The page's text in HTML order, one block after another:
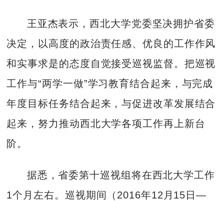
王亚杰表示，西北大学党委坚决拥护省委
决定，以高度的政治责任感、优良的工作作风
和实事求是的态度自觉接受巡视监督。把巡视
工作与“两学一做”学习教育结合起来，与完成
年度目标任务结合起来，与促进改革发展结合
起来，努力推动西北大学各项工作再上新台
阶。
据悉，省委第十巡视组将在西北大学工作
1个月左右。巡视期间（2016年12月15日—